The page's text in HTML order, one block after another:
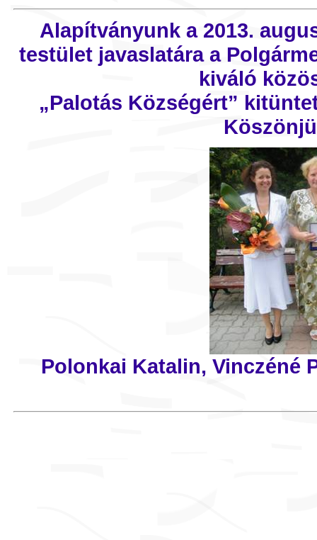
Alapítványunk a 2013.
testület javaslatára a
kiváló
„Palotás Községért”
Polonkai Katalin, Vinczéné